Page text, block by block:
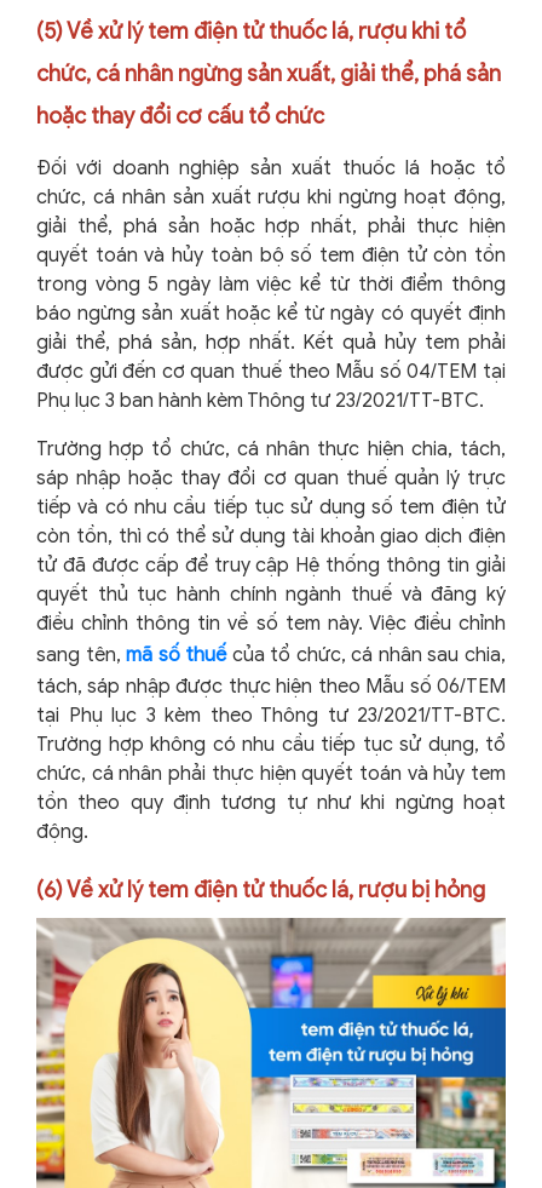
(5) Về xử lý tem điện tử thuốc lá, rượu khi tổ
chức, cá nhân ngừng sản xuất, giải thể, phá sản
hoặc thay đổi cơ cấu tổ chức
Đối với doanh nghiệp sản xuất thuốc lá hoặc tổ
chức, cá nhân sản xuất rượu khi ngừng hoạt động,
giải thể, phá sản hoặc hợp nhất, phải thực hiện
quyết toán và hủy toàn bộ số tem điện tử còn tồn
trong vòng 5 ngày làm việc kể từ thời điểm thông
báo ngừng sản xuất hoặc kể từ ngày có quyết định
giải thể, phá sản, hợp nhất. Kết quả hủy tem phải
được gửi đến cơ quan thuế theo Mẫu số 04/TEM tại
Phụ lục 3 ban hành kèm Thông tư 23/2021/TT-BTC.
Trường hợp tổ chức, cá nhân thực hiện chia, tách,
sáp nhập hoặc thay đổi cơ quan thuế quản lý trực
tiếp và có nhu cầu tiếp tục sử dụng số tem điện tử
còn tồn, thì có thể sử dụng tài khoản giao dịch điện
tử đã được cấp để truy cập Hệ thống thông tin giải
quyết thủ tục hành chính ngành thuế và đăng ký
điều chỉnh thông tin về số tem này. Việc điều chỉnh
sang tên,mã số thuếcủa tổ chức, cá nhân sau chia,
tách, sáp nhập được thực hiện theo Mẫu số 06/TEM
tại Phụ lục 3 kèm theo Thông tư 23/2021/TT-BTC.
Trường hợp không có nhu cầu tiếp tục sử dụng, tổ
chức, cá nhân phải thực hiện quyết toán và hủy tem
tồn theo quy định tương tự như khi ngừng hoạt
động.
(6) Về xử lý tem điện tử thuốc lá, rượu bị hỏng